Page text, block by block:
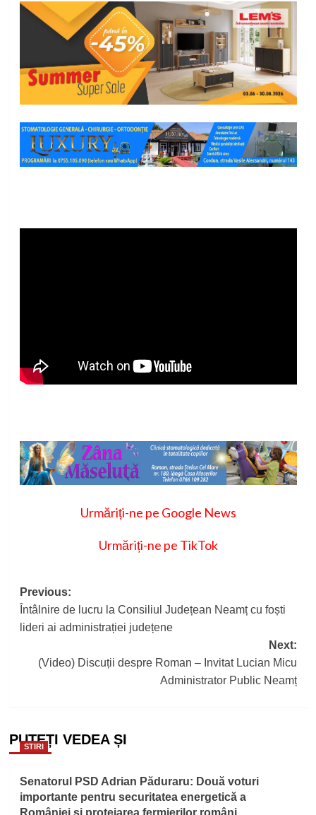
Urmăriți-ne pe Google News
Urmăriți-ne pe TikTok
Post
navigation
Previous:
Întâlnire de lucru la Consiliul Județean Neamț cu foști
lideri ai administrației județene
Next:
(Video) Discuții despre Roman – Invitat Lucian Micu
Administrator Public Neamț
PUTEȚI VEDEA ȘI
STIRI
Senatorul PSD Adrian Păduraru: Două voturi
importante pentru securitatea energetică a